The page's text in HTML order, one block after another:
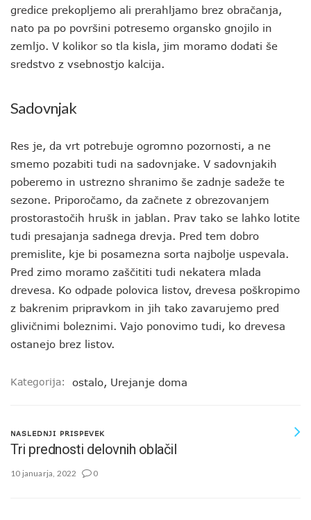
gredice prekopljemo ali prerahljamo brez obračanja,
nato pa po površini potresemo organsko gnojilo in
zemljo. V kolikor so tla kisla, jim moramo dodati še
sredstvo z vsebnostjo kalcija.
Sadovnjak
Res je, da vrt potrebuje ogromno pozornosti, a ne
smemo pozabiti tudi na sadovnjake. V sadovnjakih
poberemo in ustrezno shranimo še zadnje sadeže te
sezone. Priporočamo, da začnete z obrezovanjem
prostorastočih hrušk in jablan. Prav tako se lahko lotite
tudi presajanja sadnega drevja. Pred tem dobro
premislite, kje bi posamezna sorta najbolje uspevala.
Pred zimo moramo zaščititi tudi nekatera mlada
drevesa. Ko odpade polovica listov, drevesa poškropimo
z bakrenim pripravkom in jih tako zavarujemo pred
glivičnimi boleznimi. Vajo ponovimo tudi, ko drevesa
ostanejo brez listov.
Kategorija: ostalo, Urejanje doma
NASLEDNJI PRISPEVEK
Tri prednosti delovnih oblačil
10 januarja, 2022 0